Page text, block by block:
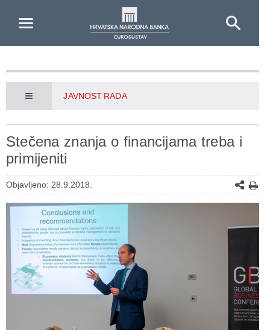
JAVNOST RADA
Stečena znanja o financijama treba i
primijeniti
Objavljeno: 28.9.2018.